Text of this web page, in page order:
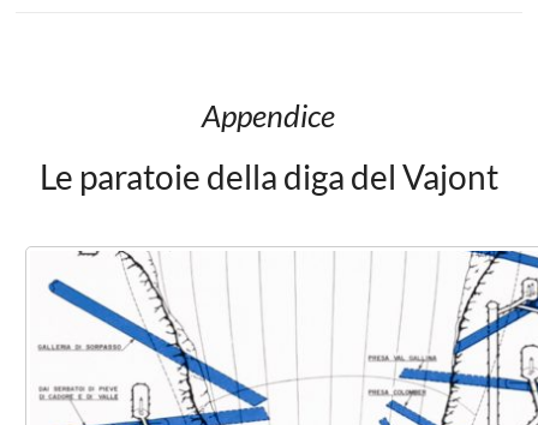
Appendice
Le paratoie della diga del Vajont